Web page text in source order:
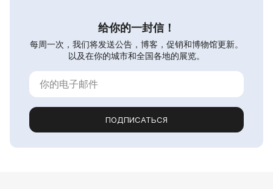
给你的一封信！
每周一次，我们将发送公告，博客，促销和博物馆更新。
以及在你的城市和全国各地的展览。
ПОДПИСАТЬСЯ